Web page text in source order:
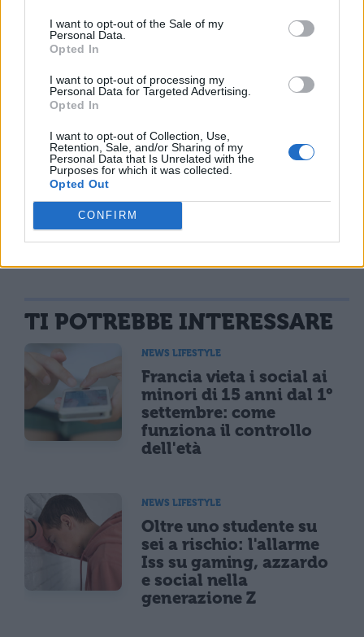
I want to opt-out of the Sale of my
Personal Data.
Opted In
I want to opt-out of processing my
Personal Data for Targeted Advertising.
Opted In
I want to opt-out of Collection, Use,
Retention, Sale, and/or Sharing of my
Personal Data that Is Unrelated with the
Purposes for which it was collected.
Opted Out
CONFIRM
panni del giovaneHannibal
Hannibal
Lecter: Le origini del male"
promettenteFreddie Highmore
Willy
Wonka”, “Spiderwick – Le Cronache
August Rush – La Musica Nel Cuore ”), che
porterebbe così alla luce il suo, ancora mia
celato, lato oscuro.
TI POTREBBE INTERESSARE
NEWS LIFESTYLE
Francia vieta i social ai
minori di 15 anni dal 1°
settembre: come
funziona il controllo
dell'età
NEWS LIFESTYLE
Oltre uno studente su
sei a rischio: l'allarme
Iss su gaming, azzardo
e social nella
generazione Z